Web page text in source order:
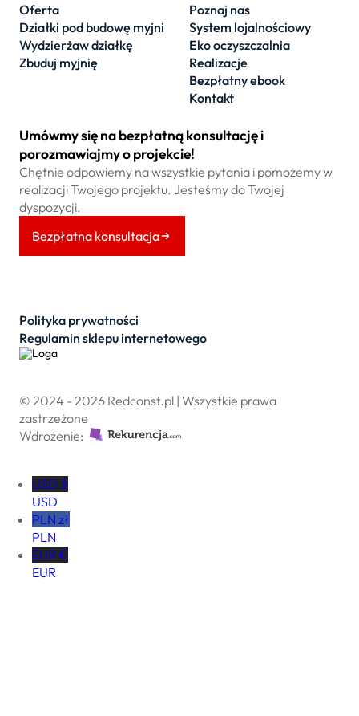
Oferta
Działki pod budowę myjni
Wydzierżaw działkę
Zbuduj myjnię
Poznaj nas
System lojalnościowy
Eko oczyszczalnia
Realizacje
Bezpłatny ebook
Kontakt
Umówmy się na bezpłatną konsultację i
porozmawiajmy o projekcie!
Chętnie odpowiemy na wszystkie pytania i pomożemy w
realizacji Twojego projektu. Jesteśmy do Twojej
dyspozycji.
Bezpłatna konsultacja
Polityka prywatności
Regulamin sklepu internetowego
© 2024 - 2026 Redconst.pl | Wszystkie prawa
zastrzeżone
Wdrożenie:
USD $
USD
PLN zł
PLN
EUR €
EUR